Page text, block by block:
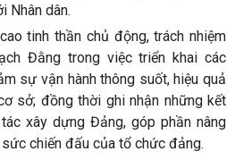
Nhân dân.
tinh thần chủ động, trách nhiệm
Đằng trong việc triển khai các
sự vận hành thông suốt, hiệu quả
sở; đồng thời ghi nhận những kết
xây dựng Đảng, góp phần nâng
chiến đấu của tổ chức đảng.